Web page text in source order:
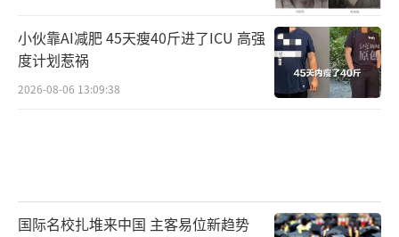
什么意思？就是刚需在托底，房价跌到一
定程度，那些本来够不着的人，觉得可以上车
了，他们不挑学区、不挑概念，性价比放在第
一位。
小伙靠AI减肥 45天瘦40斤进了ICU 高强
度计划惹祸
2026-08-06 13:09:38
国际名校扎堆来中国 主客易位新趋势